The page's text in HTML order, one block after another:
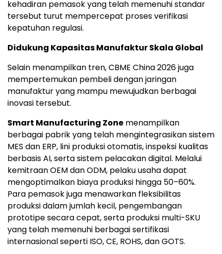
kehadiran pemasok yang telah memenuhi standar
tersebut turut mempercepat proses verifikasi
kepatuhan regulasi.
Didukung Kapasitas Manufaktur Skala Global
Selain menampilkan tren, CBME China 2026 juga
mempertemukan pembeli dengan jaringan
manufaktur yang mampu mewujudkan berbagai
inovasi tersebut.
Smart Manufacturing Zone menampilkan
berbagai pabrik yang telah mengintegrasikan sistem
MES dan ERP, lini produksi otomatis, inspeksi kualitas
berbasis AI, serta sistem pelacakan digital. Melalui
kemitraan OEM dan ODM, pelaku usaha dapat
mengoptimalkan biaya produksi hingga 50–60%.
Para pemasok juga menawarkan fleksibilitas
produksi dalam jumlah kecil, pengembangan
prototipe secara cepat, serta produksi multi-SKU
yang telah memenuhi berbagai sertifikasi
internasional seperti ISO, CE, ROHS, dan GOTS.